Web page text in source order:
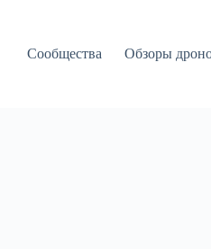
Сообщества Обзоры